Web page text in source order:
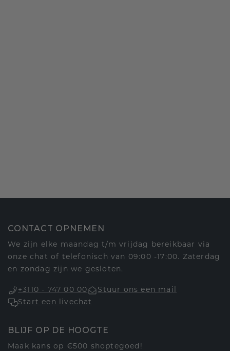
CONTACT OPNEMEN
We zijn elke maandag t/m vrijdag bereikbaar via
onze chat of telefonisch van 09:00 -17:00. Zaterdag
en zondag zijn we gesloten.
+3110 - 747 00 00
Stuur ons een mail
Start een livechat
BLIJF OP DE HOOGTE
Maak kans op €500 shoptegoed!